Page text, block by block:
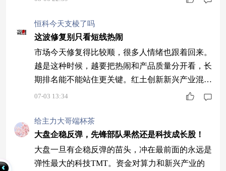
恒科今天支棱了吗
这波修复别只看短线热闹
市场今天修复得比较顺，很多人情绪也跟着回来。
越是这种时候，越要把热闹和产品质量分开看，长
期排名能不能站住更关键。红土创新新兴产业混合
A(001753)近一年同类7/2270，今年以来同类24/230
07-03 13:34
给主力大哥端杯茶
大盘企稳反弹，先锋部队果然还是科技成长股！
大盘一旦有企稳反弹的苗头，冲在最前面的永远是
弹性最大的科技TMT。资金对算力和新兴产业的